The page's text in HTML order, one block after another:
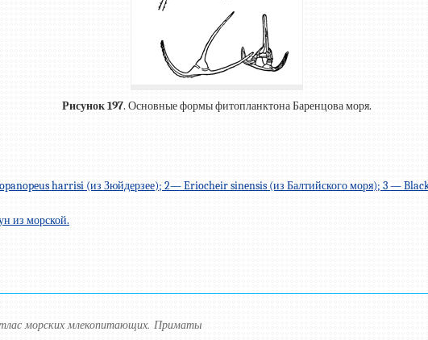
Рисунок 197. Основные формы фитопланктона Баренцова моря.
harrisi (из Зюйдерзее); 2— Eriocheir sinensis (из Балтийского моря); 3 —
из морской.
морских млекопитающих. Приматы